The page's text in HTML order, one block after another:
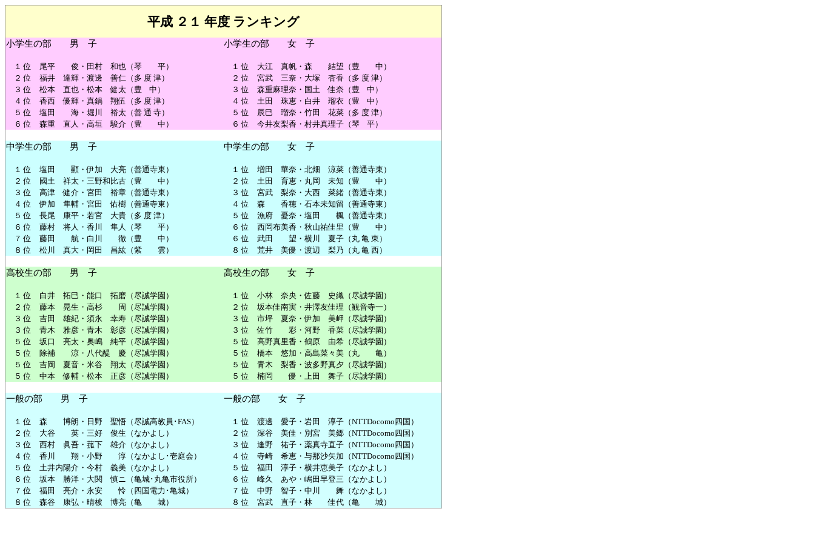
平成 ２１ 年度 ランキング
小学生の部 男 子 小学生の部 女 子
１位 尾平 俊 ・ 田村 和也 （琴 平） １位 大江 真帆 ・ 森 結望 （ 豊 中 ）
２位 福井 達輝 ・ 渡邊 善仁 （ 多 度 津） ２位 宮武 三奈 ・ 大塚 杏香 （ 多 度 津）
３位 松本 直也 ・ 松本 健太 （ 豊 中 ） ３位 森重麻理奈 ・ 国土 佳奈 （ 豊 中 ）
４位 香西 優輝 ・ 真鍋 翔伍 （ 多 度 津） ４位 土田 珠恵 ・ 白井 瑠衣 （ 豊 中 ）
５位 塩 田 海 ・ 堀川 裕太 （善 通 寺） ５位 辰巳 瑠奈 ・ 竹田 花菜 （ 多 度 津）
６位 森重 直人 ・ 高垣 駿介 （ 豊 中 ） ６位 今井友梨香 ・ 村井真理子 （琴 平）
中学生の部 男 子 中学生の部 女 子
１位 塩田 顯 ・伊加 大亮 （善通寺東 ） １位 増田 華奈 ・ 北畑 涼菜 （善通寺東 ）
２位 國土 祥太 ・ 三野和 比古 （ 豊 中 ） ２位 土田 育恵 ・ 丸岡 未知 （ 豊 中 ）
３位 高津 健介 ・ 宮田 裕章 （善通寺東 ） ３位 宮武 梨奈 ・ 大西 菜緒 （善通寺東 ）
４位 伊加 隼輔 ・ 宮田 佑樹 （善通寺東 ） ４位 森 香穂 ・ 石本未知留 （善通寺東 ）
５位 長尾 康平 ・ 若宮 大貴 （ 多 度 津） ５位 漁府 憂奈 ・ 塩田 楓 （善通寺東 ）
６位 藤村 将人 ・ 香川 隼人 （琴 平） ６位 西岡布美香 ・ 秋山祐佳里 （ 豊 中 ）
７位 藤田 航 ・ 白川 徹 （ 豊 中 ） ６位 武田 望 ・ 横川 夏子 （ 丸 亀 東 ）
８位 松川 真大 ・ 岡田 昌紘 （紫 雲） ８位 荒井 美優 ・ 渡辺 梨乃 （ 丸 亀 西）
高校生の部 男 子 高校生の部 女 子
１位 白井 拓巳 ・ 能口 拓磨 （尽誠学園 ） １位 小林 奈央 ・佐藤 史織 （尽誠学園 ）
２位 藤本 晃生 ・ 高杉 周 （尽誠学園 ） ２位 坂本佳南実 ・ 井澤友佳理 （観音寺一）
３位 吉田 雄紀 ・ 須永 幸寿 （尽誠学園 ） ３位 市坪 夏奈 ・伊加 美岬 （尽誠学園 ）
３位 青木 雅彦 ・ 青木 彰彦 （尽誠学園 ） ３位 佐竹 彩 ・ 河野 香菜 （尽誠学園 ）
５位 坂口 亮太 ・ 奥嶋 純平 （尽誠学園 ） ５位 高野真里香 ・ 鶴原 由希 （尽誠学園 ）
５位 除補 涼 ・ 八代醍 慶 （尽誠学園 ） ５位 橋本 悠加 ・ 高島菜 々 美 （ 丸 亀）
５位 吉岡 夏音 ・ 米谷 翔太 （尽誠学園 ） ５位 青木 梨香 ・ 波多野真夕 （尽誠学園 ）
５位 中本 修輔 ・ 松本 正彦 （尽誠学園 ） ５位 楠岡 優 ・ 上田 舞子 （尽誠学園 ）
一般の部 男 子 一般の部 女 子
１位 森 博朗 ・ 日 野 聖悟 （尽誠高教員 ･FAS） １位 渡邊 愛子 ・ 岩田 淳子 （NTTDocomo四国 ）
２位 大谷 英 ・ 三好 俊生 （なかよし） ２位 深谷 美佳 ・ 別 宮 美郷 （NTTDocomo四国 ）
３位 西村 眞吾 ・ 菰下 雄介 （なかよし） ３位 逢野 祐子 ・ 薬真寺直子 （NTTDocomo四国 ）
４位 香川 翔 ・ 小野 淳 （なかよし･壱庭会） ４位 寺崎 希恵 ・ 与那沙矢加 （NTTDocomo四国 ）
５位 土井内陽介 ・ 今村 義美 （なかよし） ５位 福田 淳子 ・ 横井恵美子 （なかよし）
６位 坂本 勝洋 ・ 大関 慎ニ（亀城･ 丸亀市役所） ６位 峰久 あや・ 嶋田 早登三 （なかよし）
７位 福田 亮介 ・ 永安 怜 （ 四国 電力 ･亀城） ７位 中野 智子 ・ 中川 舞 （なかよし）
８位 森谷 康弘 ・ 晴柀 博亮 （亀 城） ８位 宮武 直子 ・ 林 佳代 （亀 城）